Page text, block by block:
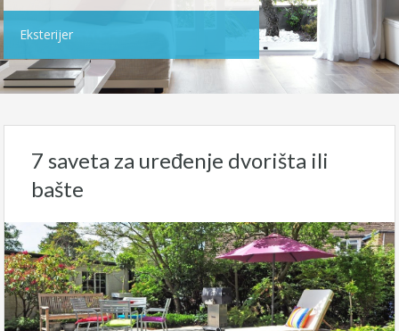
Eksterijer
7 saveta za uređenje dvorišta ili
bašte